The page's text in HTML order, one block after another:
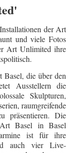
der Art
und viele Fotos
Art Unlimited ihre
die über den
Ausstellern die
Skulpturen,
raumgreifende
präsentieren. Die
Basel in Basel
ist für ihre
auch vier Live-